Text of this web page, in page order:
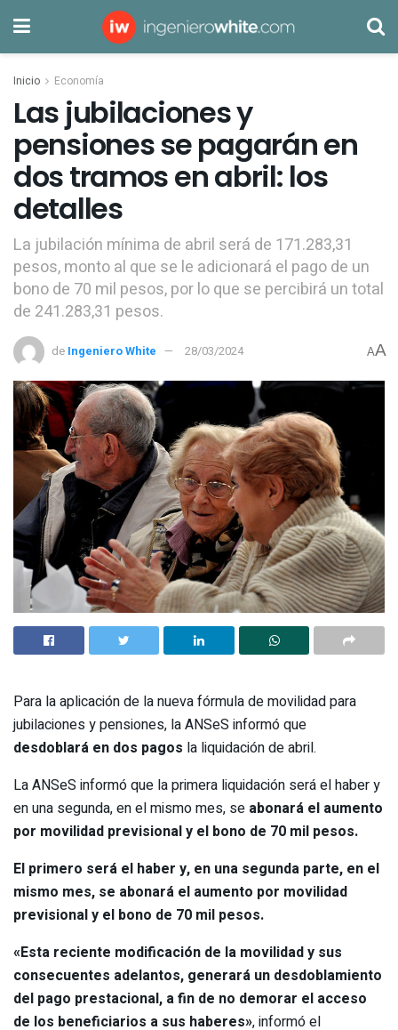
Inicio Economía
Las jubilaciones y
pensiones se pagarán en
dos tramos en abril: los
detalles
La jubilación mínima de abril será de 171.283,31
pesos, monto al que se le adicionará el pago de un
bono de 70 mil pesos, por lo que se percibirá un total
de 241.283,31 pesos.
de Ingeniero White 28/03/2024 AA
Para la aplicación de la nueva fórmula de movilidad para
jubilaciones y pensiones, la ANSeS informó que
desdoblará en dos pagos la liquidación de abril.
La ANSeS informó que la primera liquidación será el haber y
en una segunda, en el mismo mes, se abonará el aumento
por movilidad previsional y el bono de 70 mil pesos.
El primero será el haber y, en una segunda parte, en el
mismo mes, se abonará el aumento por movilidad
previsional y el bono de 70 mil pesos.
«Esta reciente modificación de la movilidad y sus
consecuentes adelantos, generará un desdoblamiento
del pago prestacional, a fin de no demorar el acceso
de los beneficiarios a sus haberes», informó el